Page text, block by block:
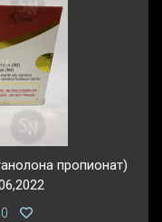
пропионат)
0